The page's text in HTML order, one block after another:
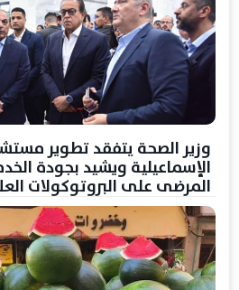
وزير الصحة يتفقد تطوير
الإسماعيلية ويشيد بجودة
المرضى على البروتوكولات